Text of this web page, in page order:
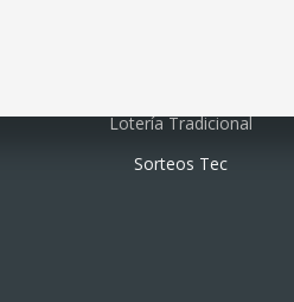
Lotería Tradicional
Sorteos Tec